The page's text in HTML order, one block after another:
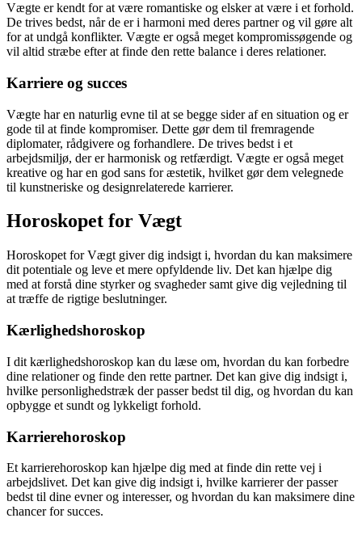
Vægte er kendt for at være romantiske og elsker at være i et forhold.
De trives bedst, når de er i harmoni med deres partner og vil gøre alt
for at undgå konflikter. Vægte er også meget kompromissøgende og
vil altid stræbe efter at finde den rette balance i deres relationer.
Karriere og succes
Vægte har en naturlig evne til at se begge sider af en situation og er
gode til at finde kompromiser. Dette gør dem til fremragende
diplomater, rådgivere og forhandlere. De trives bedst i et
arbejdsmiljø, der er harmonisk og retfærdigt. Vægte er også meget
kreative og har en god sans for æstetik, hvilket gør dem velegnede
til kunstneriske og designrelaterede karrierer.
Horoskopet for Vægt
Horoskopet for Vægt giver dig indsigt i, hvordan du kan maksimere
dit potentiale og leve et mere opfyldende liv. Det kan hjælpe dig
med at forstå dine styrker og svagheder samt give dig vejledning til
at træffe de rigtige beslutninger.
Kærlighedshoroskop
I dit kærlighedshoroskop kan du læse om, hvordan du kan forbedre
dine relationer og finde den rette partner. Det kan give dig indsigt i,
hvilke personlighedstræk der passer bedst til dig, og hvordan du kan
opbygge et sundt og lykkeligt forhold.
Karrierehoroskop
Et karrierehoroskop kan hjælpe dig med at finde din rette vej i
arbejdslivet. Det kan give dig indsigt i, hvilke karrierer der passer
bedst til dine evner og interesser, og hvordan du kan maksimere dine
chancer for succes.